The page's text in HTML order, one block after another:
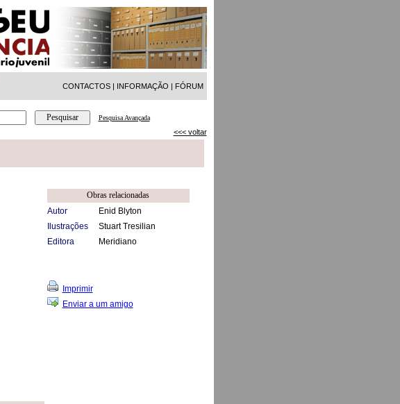
CONTACTOS | INFORMAÇÃO | FÓRUM
Pesquisa Avançada
<<< voltar
Obras relacionadas
Autor
Enid Blyton
Ilustrações
Stuart Tresilian
Editora
Meridiano
Imprimir
Enviar a um amigo